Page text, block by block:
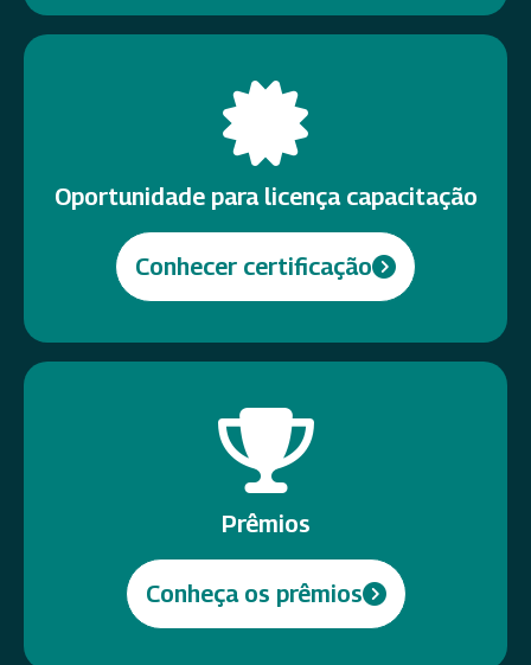
Oportunidade para licença capacitação
Conhecer certificação
Prêmios
Conheça os prêmios